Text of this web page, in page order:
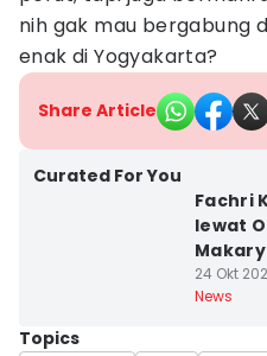
nih gak mau bergabung
enak di Yogyakarta?
Share Article
Curated For You
Fachri
lewat
24 Okt
News
Topics